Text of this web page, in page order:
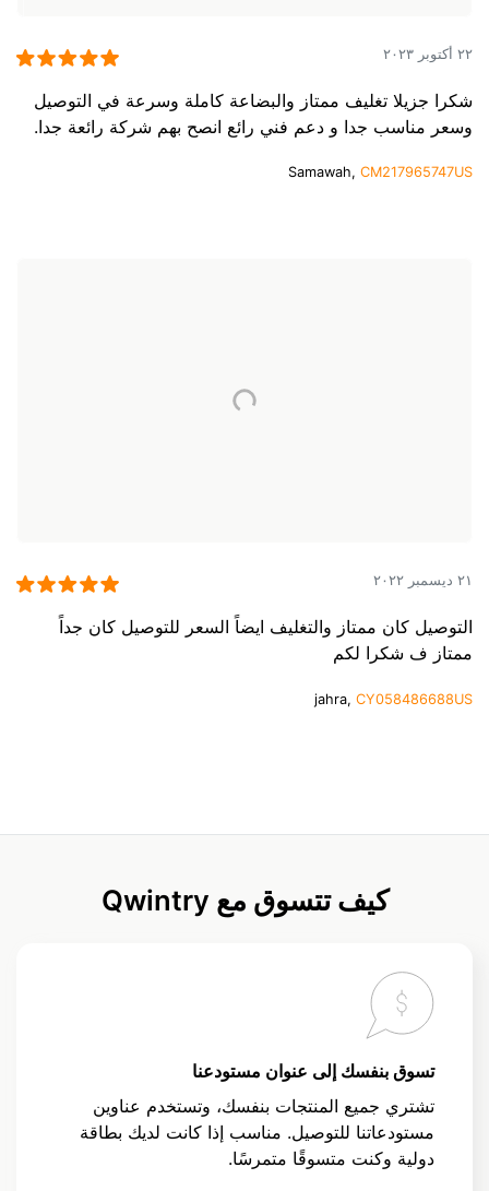
٢٢ أكتوبر ٢٠٢٣
شكرا جزيلا تغليف ممتاز والبضاعة كاملة وسرعة في التوصيل
وسعر مناسب جدا و دعم فني رائع انصح بهم شركة رائعة جدا.
Samawah, CM217965747US
٢١ ديسمبر ٢٠٢٢
التوصيل كان ممتاز والتغليف ايضاً السعر للتوصيل كان جداً
ممتاز ف شكرا لكم
jahra, CY058486688US
كيف تتسوق مع Qwintry
تسوق بنفسك إلى عنوان مستودعنا
تشتري جميع المنتجات بنفسك، وتستخدم عناوين
مستودعاتنا للتوصيل. مناسب إذا كانت لديك بطاقة
دولية وكنت متسوقًا متمرسًا.